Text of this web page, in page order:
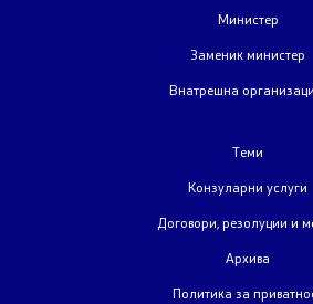
Стратешки документи
Министер
Заменик министер
Внатрешна
Теми
Конзуларни услуги
Договори, резолуции и
Архива
Политика за